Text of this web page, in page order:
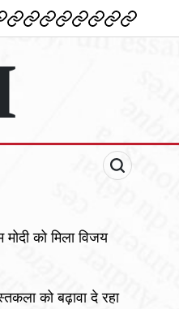
शिक्षाटेक्नोलॉजी
व्यापारक्राइम
धर्म खेलक्रिप्टोस्वास्थ्य
मोदी को मिला विजय
को बढ़ावा दे रहा